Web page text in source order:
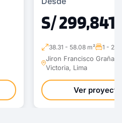
S/ 299,841
38.31 - 58.08 m² 1 - 2
Jiron Francisco Graña
Victoria, Lima
Ver proyecto